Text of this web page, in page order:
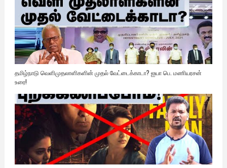
தமிழ்நாடு வெளிமுதலாளிகளின் முதல் வேட்டைக்காடா? ஐயா பெ. மணியரசன்
உரை!